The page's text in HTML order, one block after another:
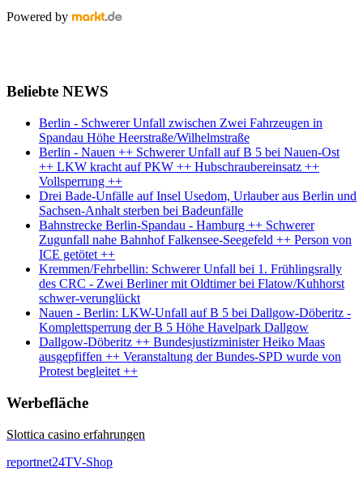
Powered by
Beliebte NEWS
Berlin - Schwerer Unfall zwischen Zwei Fahrzeugen in
Spandau Höhe Heerstraße/Wilhelmstraße
Berlin - Nauen ++ Schwerer Unfall auf B 5 bei Nauen-Ost
++ LKW kracht auf PKW ++ Hubschraubereinsatz ++
Vollsperrung ++
Drei Bade-Unfälle auf Insel Usedom, Urlauber aus Berlin und
Sachsen-Anhalt sterben bei Badeunfälle
Bahnstrecke Berlin-Spandau - Hamburg ++ Schwerer
Zugunfall nahe Bahnhof Falkensee-Seegefeld ++ Person von
ICE getötet ++
Kremmen/Fehrbellin: Schwerer Unfall bei 1. Frühlingsrally
des CRC - Zwei Berliner mit Oldtimer bei Flatow/Kuhhorst
schwer-verunglückt
Nauen - Berlin: LKW-Unfall auf B 5 bei Dallgow-Döberitz -
Komplettsperrung der B 5 Höhe Havelpark Dallgow
Dallgow-Döberitz ++ Bundesjustizminister Heiko Maas
ausgepfiffen ++ Veranstaltung der Bundes-SPD wurde von
Protest begleitet ++
Werbefläche
Slottica casino erfahrungen
reportnet24TV-Shop